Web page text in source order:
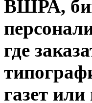
ВШРА,
где
газет